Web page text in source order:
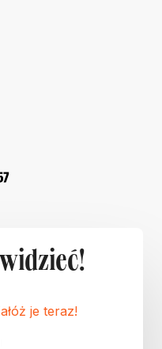
je teraz!